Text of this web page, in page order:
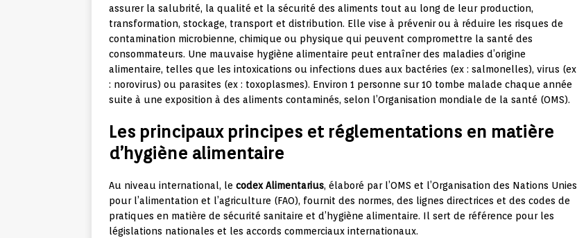
assurer la salubrité, la qualité et la sécurité des aliments tout au long de leur production,
transformation, stockage, transport et distribution. Elle vise à prévenir ou à réduire les risques de
contamination microbienne, chimique ou physique qui peuvent compromettre la santé des
consommateurs. Une mauvaise hygiène alimentaire peut entraîner des maladies d’origine
alimentaire, telles que les intoxications ou infections dues aux bactéries (ex : salmonelles), virus (ex
: norovirus) ou parasites (ex : toxoplasmes). Environ 1 personne sur 10 tombe malade chaque année
suite à une exposition à des aliments contaminés, selon l’Organisation mondiale de la santé (OMS).
Les principaux principes et réglementations en matière
d’hygiène alimentaire
Au niveau international, le codex Alimentarius, élaboré par l’OMS et l’Organisation des Nations Unies
pour l’alimentation et l’agriculture (FAO), fournit des normes, des lignes directrices et des codes de
pratiques en matière de sécurité sanitaire et d’hygiène alimentaire. Il sert de référence pour les
législations nationales et les accords commerciaux internationaux.